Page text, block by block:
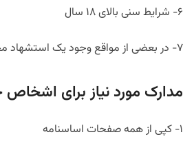
۶- شرایط سنی بالای ۱۸ سال
۷- در بعضی از مواقع وجود یک استشهاد محلی نیز مورد نیاز است
مدارک مورد نیاز برای
۱- کپی از همه صفحات اساسنامه